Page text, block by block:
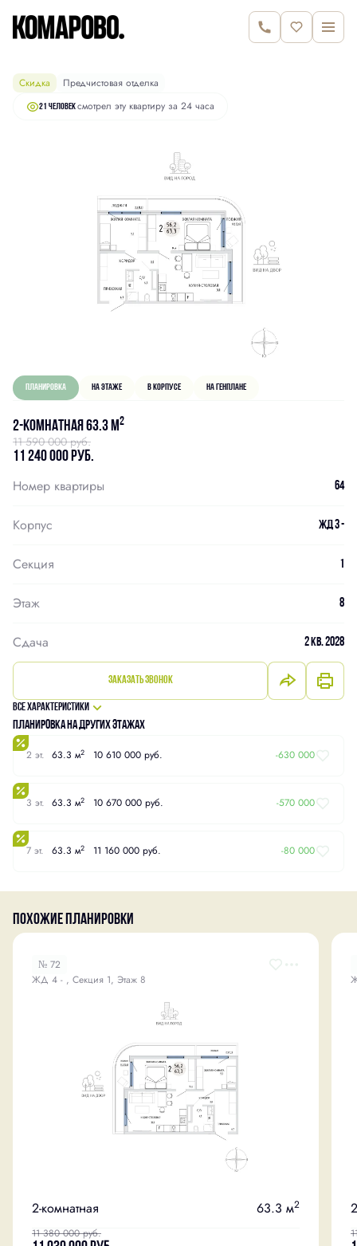
2-комнатная 63.3 м 2
11 590 000 руб.
11 240 000 руб.
Скидка Предчистовая отделка
21 человексмотрел эту квартиру за 24 часа
Планировка На этаже В корпусе На генплане
2-комнатная 63.3 м2
11 590 000 руб.
11 240 000 руб.
Номер квартиры 64
Корпус ЖД 3 -
Секция 1
Этаж 8
Сдача 2 кв. 2028
Заказать звонок
Все характеристики
Планировка на других этажах
2 эт. 63.3 м2 10 610 000 руб. -630 000
3 эт. 63.3 м2 10 670 000 руб. -570 000
7 эт. 63.3 м2 11 160 000 руб. -80 000
Похожие планировки
№ 72
ЖД 4 - , Секция 1, Этаж 8
2-комнатная 63.3 м2
11 380 000руб.